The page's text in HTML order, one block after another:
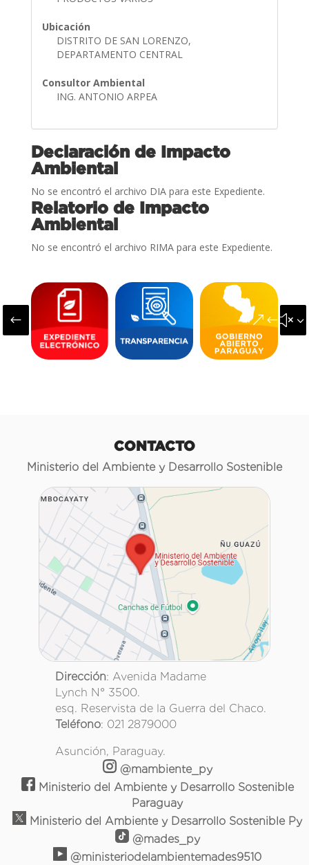
Ubicación
DISTRITO DE SAN LORENZO,
DEPARTAMENTO CENTRAL
Consultor Ambiental
ING. ANTONIO ARPEA
Declaración de Impacto
Ambiental
No se encontró el archivo DIA para este Expediente.
Relatorio de Impacto
Ambiental
No se encontró el archivo RIMA para este Expediente.
#
CONTACTO
Ministerio del Ambiente y Desarrollo Sostenible
Dirección: Avenida Madame
Lynch N° 3500.
esq. Reservista de la Guerra del Chaco.
Teléfono: 021 2879000
Asunción, Paraguay.
@mambiente_py
Ministerio del Ambiente y Desarrollo Sostenible
Paraguay
Ministerio del Ambiente y Desarrollo Sostenible Py
@mades_py
@ministeriodelambientemades9510